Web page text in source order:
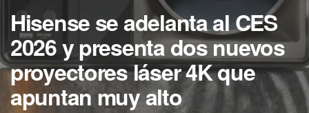
Hisense se adelanta al CES
2026 y presenta dos nuevos
proyectores láser 4K que
apuntan muy alto